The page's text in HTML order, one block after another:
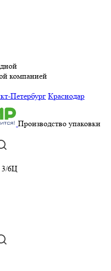
компанией
Петербург Краснодар
Производство упаковки
3/6Ц